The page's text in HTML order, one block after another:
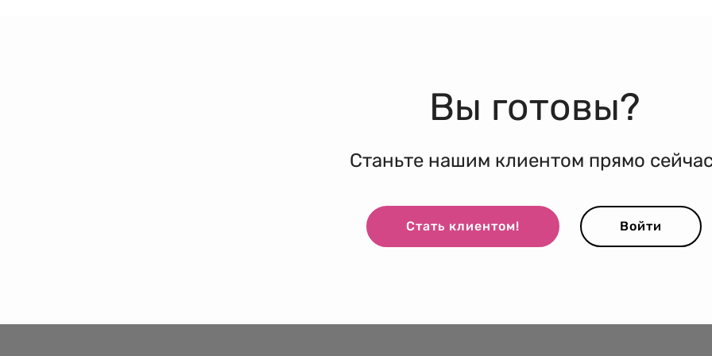
Вы готовы?
Станьте нашим клиентом прямо
Стать клиентом! Войти